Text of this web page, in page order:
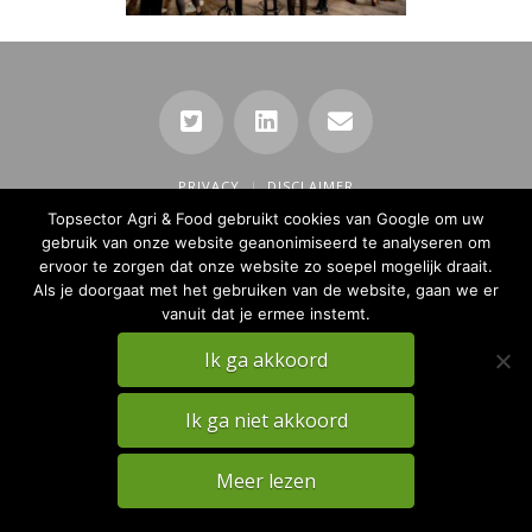
PRIVACY DISCLAIMER
TKI Agri & Food Website
Topsector Agri & Food gebruikt cookies van Google om uw
gebruik van onze website geanonimiseerd te analyseren om
ervoor te zorgen dat onze website zo soepel mogelijk draait.
Als je doorgaat met het gebruiken van de website, gaan we er
vanuit dat je ermee instemt.
Ik ga akkoord
Ik ga niet akkoord
Meer lezen